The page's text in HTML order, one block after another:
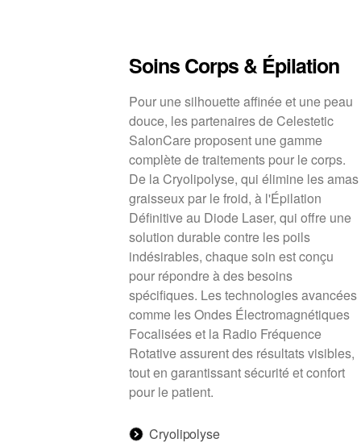
Soins Corps & Épilation
Pour une silhouette affinée et une peau
douce, les partenaires de Celestetic
SalonCare proposent une gamme
complète de traitements pour le corps.
De la Cryolipolyse, qui élimine les amas
graisseux par le froid, à l'Épilation
Définitive au Diode Laser, qui offre une
solution durable contre les poils
indésirables, chaque soin est conçu
pour répondre à des besoins
spécifiques. Les technologies avancées
comme les Ondes Électromagnétiques
Focalisées et la Radio Fréquence
Rotative assurent des résultats visibles,
tout en garantissant sécurité et confort
pour le patient.
Cryolipolyse